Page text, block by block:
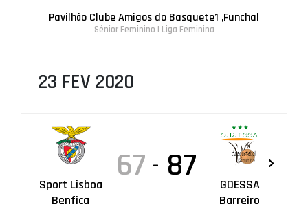
Pavilhão Clube Amigos do Basquete1 ,Funchal
Sénior Feminino | Liga Feminina
23 FEV 2020
Sport Lisboa
Benfica
67 - 87
GDESSA
Barreiro